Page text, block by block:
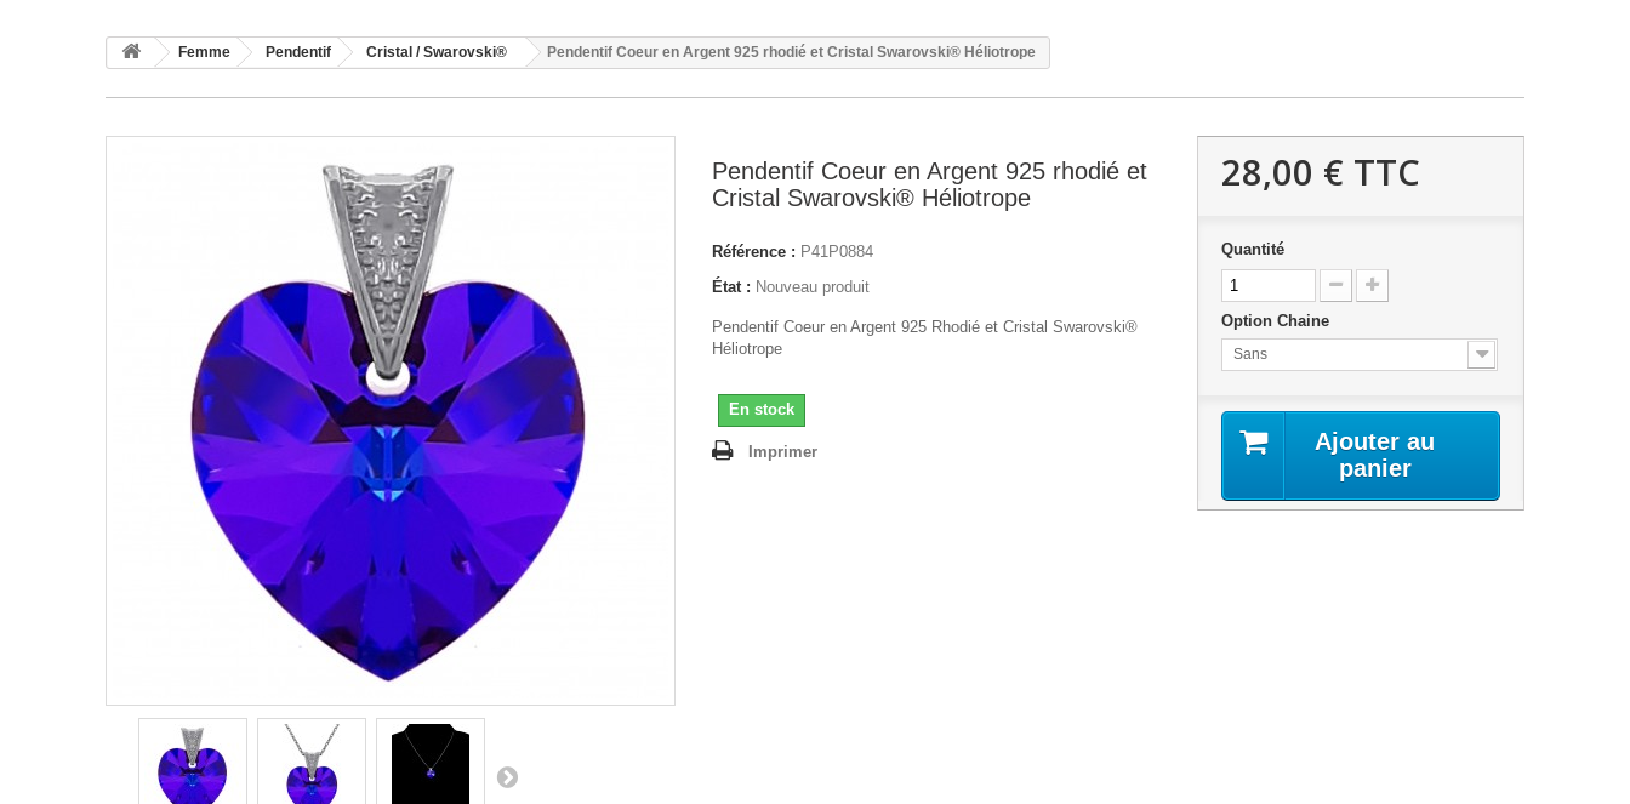
Femme Pendentif Cristal / Swarovski® Pendentif Coeur en Argent 925 rhodié et Cristal Swarovski® Héliotrope
Pendentif Coeur en Argent 925 rhodié et
Cristal Swarovski® Héliotrope
Référence : P41P0884
État : Nouveau produit
Pendentif Coeur en Argent 925 Rhodié et Cristal Swarovski®
Héliotrope
En stock
Imprimer
28,00 € TTC
Quantité
Option Chaine
Sans
Ajouter au
panier